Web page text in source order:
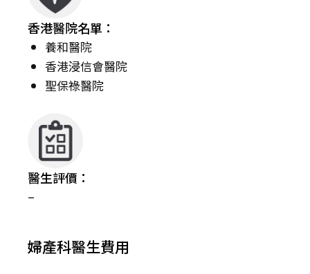
香港醫院名單：
養和醫院
香港浸信會醫院
聖保祿醫院
醫生評價：
–
婦產科醫生費用